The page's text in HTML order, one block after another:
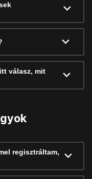
válasz, mit
regisztráltam,